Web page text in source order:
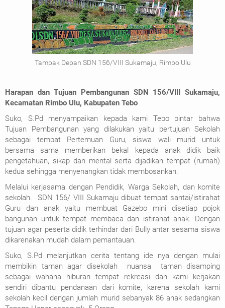
Tampak Depan SDN 156/VIII Sukamaju, Rimbo Ulu
Harapan dan Tujuan Pembangunan SDN 156/VIII Sukamaju,
Kecamatan Rimbo Ulu, Kabupaten Tebo
Suko, S.Pd menyampaikan kepada kami Tebo pintar bahwa
Tujuan Pembangunan yang dilakukan yaitu bertujuan Sekolah
sebagai tempat Pertemuan Guru, siswa wali murid untuk
bersama sama memberikan bekal kepada anak didik baik
pengetahuan, sikap dan mental serta dijadikan tempat (rumah)
kedua sehingga menyenangkan tidak membosankan.
Melalui kerjasama dengan Pendidik, Warga Sekolah, dan komite
sekolah. SDN 156/ VIII Sukamaju dibuat tempat santai/istirahat
Guru dan anak yaitu membuat Gazebo mini disetiap pojok
bangunan untuk tempat membaca dan istirahat anak. Dengan
tujuan agar peserta didik terhindar dari Bully antar sesama siswa
dikarenakan mudah dalam pemantauan.
Suko, S.Pd melanjutkan cerita tentang ide nya dengan mulai
membikin taman agar disekolah nuansa taman disamping
sebagai wahana hiburan tempat rekreasi dan kami kerjakan
sendiri dibantu pendanaan dari komite, karena sekolah kami
sekolah kecil dengan jumlah murid sebanyak 86 anak sedangkan